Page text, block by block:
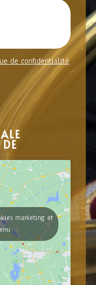
de confidentialité
marketing et